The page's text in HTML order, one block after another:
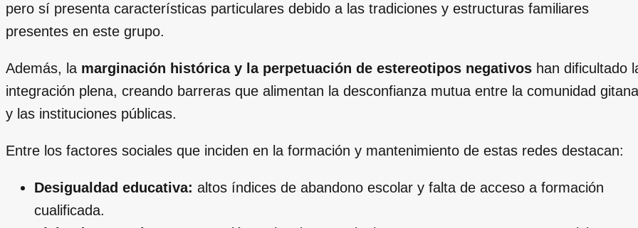
pero sí presenta características particulares debido a las tradiciones y estructuras familiares
presentes en este grupo.
Además, la marginación histórica y la perpetuación de estereotipos negativos han dificultado
integración plena, creando barreras que alimentan la desconfianza mutua entre la comunidad gitana
y las instituciones públicas.
Entre los factores sociales que inciden en la formación y mantenimiento de estas redes destacan:
Desigualdad educativa: altos índices de abandono escolar y falta de acceso a formación
cualificada.